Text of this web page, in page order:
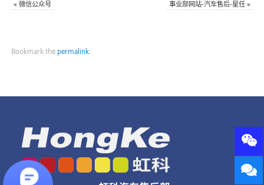
« 微信公众号 事业部网站-汽车售后-星任 »
Bookmark the permalink.